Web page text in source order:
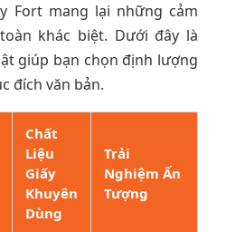
Fort mang lại những cảm
khác biệt. Dưới đây là
giúp bạn chọn định lượng
đích văn bản.
Chất
Liệu
Giấy
Khuyên
Dùng
Trải
Nghiệm Ấn
Tượng